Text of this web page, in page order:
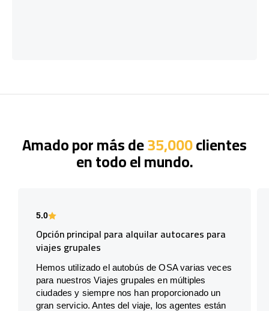
Amado por más de35,000clientes
en todo el mundo.
5.0
Opción principal para alquilar autocares para
viajes grupales
Hemos utilizado el autobús de OSA varias veces
para nuestros Viajes grupales en múltiples
ciudades y siempre nos han proporcionado un
gran servicio. Antes del viaje, los agentes están